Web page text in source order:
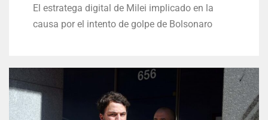
El estratega digital de Milei implicado en la
causa por el intento de golpe de Bolsonaro